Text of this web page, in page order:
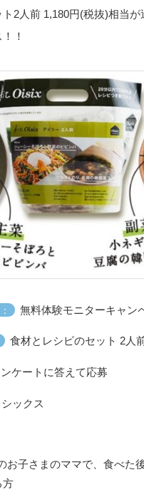
2人前 1,180円(税抜)相当が
！
無料体験モニターキャン
食材とレシピのセット 2人
ケートに答えて応募
ックス
お子さまのママで、食べた
方